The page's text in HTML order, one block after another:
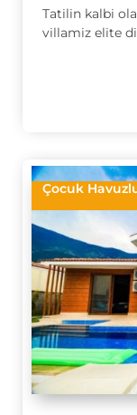
Tatilin kalbi
villamiz elite
Çocuk